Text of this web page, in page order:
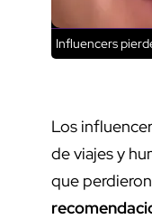
Influencers
Los
de viajes y
que